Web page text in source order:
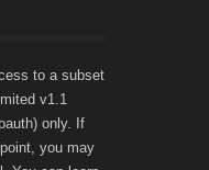
to a subset
v1.1
only. If
you may